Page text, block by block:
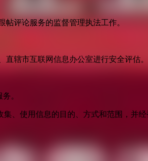
评论服务的监督管理执法工作。
辖市互联网信息办公室进行安全评估。
。
、使用信息的目的、方式和范围，并经